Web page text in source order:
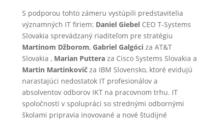
S podporou tohto zámeru vystúpili predstavitelia
významných IT firiem: Daniel GiebelCEO T-Systems
Slovakia sprevádzaný riaditeľom pre stratégiu
Martinom Džborom, Gabriel Galgóciza AT&T
Slovakia , Marian Putteraza Cisco Systems Slovakia a
Martin Martinkovičza IBM Slovensko, ktoré evidujú
narastajúci nedostatok IT profesionálov a
absolventov odborov IKT na pracovnom trhu. IT
spoločnosti v spolupráci so strednými odbornými
školami pripravia inovované a nové študijné